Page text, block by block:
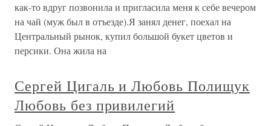
как-то вдруг позвонила и пригласила меня к себе вечером
на чай (муж был в отъезде).Я занял денег, поехал на
Центральный рынок, купил большой букет цветов и
персики. Она жила на
Сергей Цигаль и Любовь Полищук
Любовь без привилегий